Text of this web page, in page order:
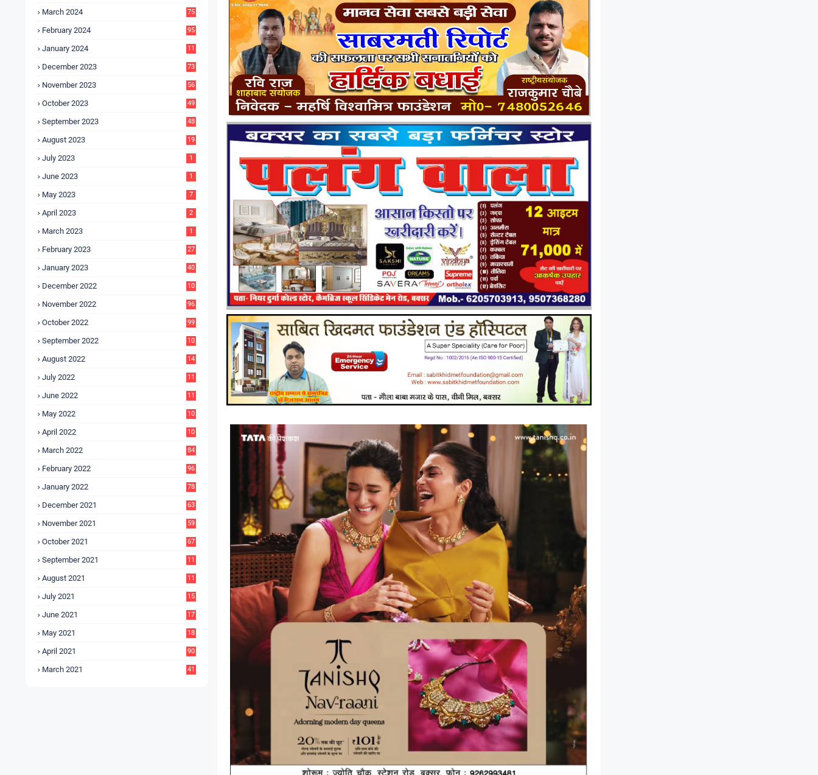
March 2024 75
February 2024 95
January 2024
11
December 2023 73
November 2023 56
October 2023 49
September 2023 48
August 2023 19
July 2023 1
June 2023 1
May 2023 7
April 2023 2
March 2023 1
February 2023 27
January 2023 40
December 2022
10
November 2022 96
October 2022 99
September 2022
10
August 2022
14
July 2022
11
June 2022
11
May 2022
10
April 2022
10
March 2022 84
February 2022 96
January 2022 78
December 2021 63
November 2021 59
October 2021 67
September 2021
11
August 2021
11
July 2021
15
June 2021
17
May 2021
18
April 2021 90
March 2021 41